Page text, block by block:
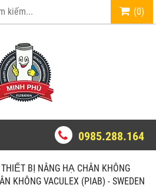
(0)
0985.288.164
THIẾT BỊ NÂNG HẠ CHÂN KHÔNG
KHÔNG VACULEX (PIAB) - SWEDEN